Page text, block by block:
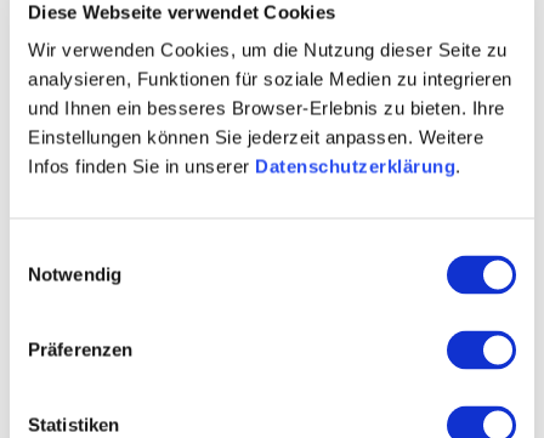
Diese Webseite verwendet Cookies
Wir verwenden Cookies, um die Nutzung dieser Seite zu
analysieren, Funktionen für soziale Medien zu integrieren
und Ihnen ein besseres Browser-Erlebnis zu bieten. Ihre
Einstellungen können Sie jederzeit anpassen. Weitere
Infos finden Sie in unserer Datenschutzerklärung.
Notwendig
Präferenzen
Statistiken